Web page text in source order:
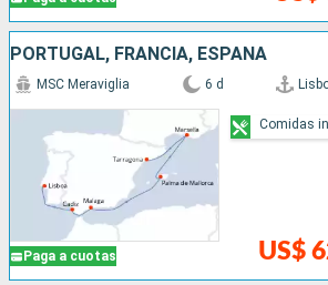
PORTUGAL, FRANCIA, ESPAÑA
Paga a cuotas
MSC Meraviglia 6 d
US$
Comidas